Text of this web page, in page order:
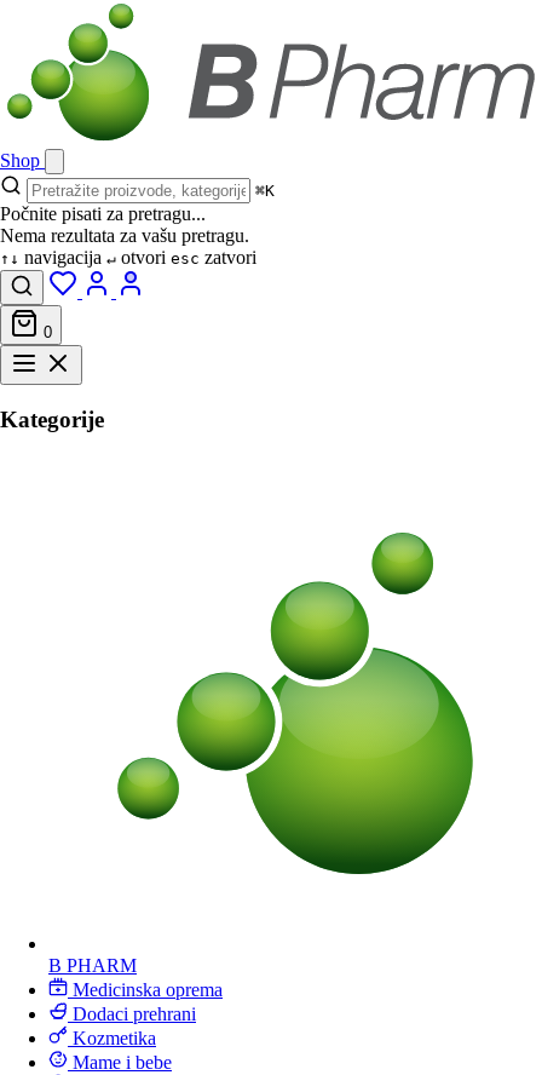
Shop
⌘K
Počnite pisati za pretragu...
Nema rezultata za vašu pretragu.
↑↓ navigacija ↵ otvori esc zatvori
0
Kategorije
B PHARM
Medicinska oprema
Dodaci prehrani
Kozmetika
Mame i bebe